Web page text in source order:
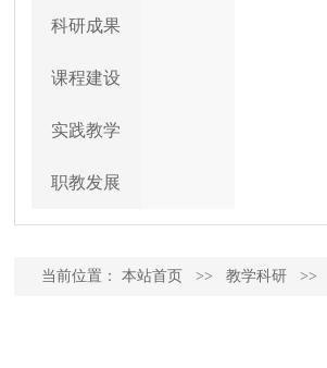
科研成果
课程建设
实践教学
职教发展
当前位置： 本站首页 >> 教学科研 >>